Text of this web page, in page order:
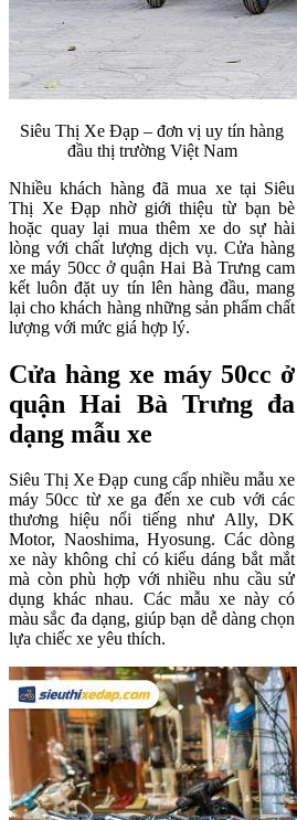
Siêu Thị Xe Đạp – đơn vị uy tín hàng
đầu thị trường Việt Nam
Nhiều khách hàng đã mua xe tại Siêu
Thị Xe Đạp nhờ giới thiệu từ bạn bè
hoặc quay lại mua thêm xe do sự hài
lòng với chất lượng dịch vụ. Cửa hàng
xe máy 50cc ở quận Hai Bà Trưng cam
kết luôn đặt uy tín lên hàng đầu, mang
lại cho khách hàng những sản phẩm chất
lượng với mức giá hợp lý.
Cửa hàng xe máy 50cc ở
quận Hai Bà Trưng đa
dạng mẫu xe
Siêu Thị Xe Đạp cung cấp nhiều mẫu xe
máy 50cc từ xe ga đến xe cub với các
thương hiệu nổi tiếng như Ally, DK
Motor, Naoshima, Hyosung. Các dòng
xe này không chỉ có kiểu dáng bắt mắt
mà còn phù hợp với nhiều nhu cầu sử
dụng khác nhau. Các mẫu xe này có
màu sắc đa dạng, giúp bạn dễ dàng chọn
lựa chiếc xe yêu thích.